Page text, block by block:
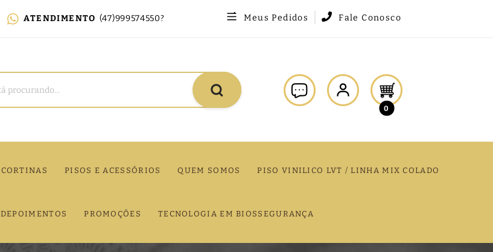
ATENDIMENTO (47)999574550? Meus Pedidos Fale Conosco
0
CORTINAS PISOS E ACESSÓRIOS QUEM SOMOS PISO VINILICO LVT / LINHA MIX COLADO
DEPOIMENTOS PROMOÇÕES TECNOLOGIA EM BIOSSEGURANÇA